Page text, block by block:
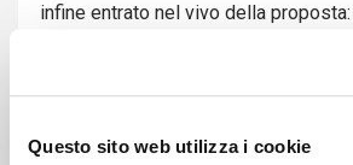
Questo sito web utilizza i cookie
infine entrato nel vivo della